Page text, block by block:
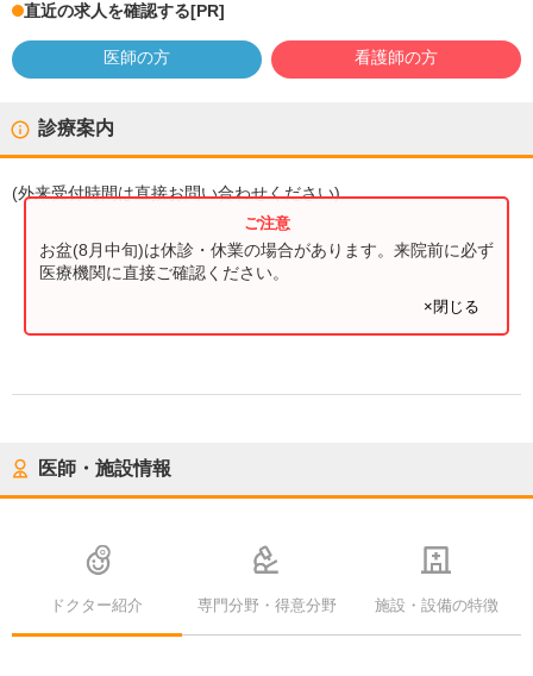
直近の求人を確認する[PR]
医師の方 看護師の方
診療案内
(外来受付時間は直接お問い合わせください)
お盆(8月中旬)は休診・休業の場合があります。来院前に必ず
医療機関に直接ご確認ください。
×閉じる
医師・施設情報
ドクター紹介 専門分野・得意分野 施設・設備の特徴